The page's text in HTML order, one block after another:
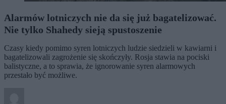
Alarmów lotniczych nie da się już bagatelizować.
Nie tylko Shahedy sieją spustoszenie
Czasy kiedy pomimo syren lotniczych ludzie siedzieli w kawiarni i
bagatelizowali zagrożenie się skończyły. Rosja stawia na pociski
balistyczne, a to sprawia, że ignorowanie syren alarmowych
przestało być możliwe.